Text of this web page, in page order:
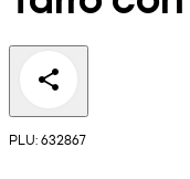
PLU: 632867